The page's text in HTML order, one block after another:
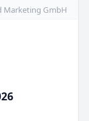
Marketing GmbH